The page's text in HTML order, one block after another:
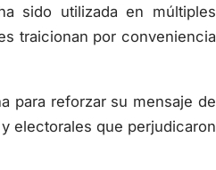
sido utilizada en múltiples
traicionan por conveniencia
para reforzar su mensaje de
electorales que perjudicaron